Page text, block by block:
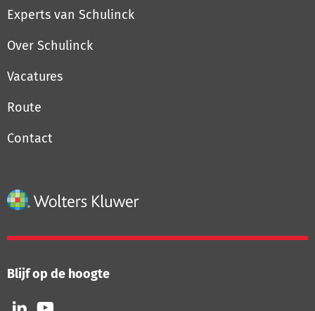
Experts van Schulinck
Over Schulinck
Vacatures
Route
Contact
Blijf op de hoogte
Volg
Volg